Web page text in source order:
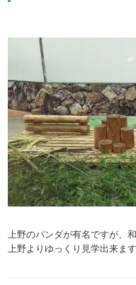
上野のパンダが有名ですが、
上野よりゆっくり見学出来ます